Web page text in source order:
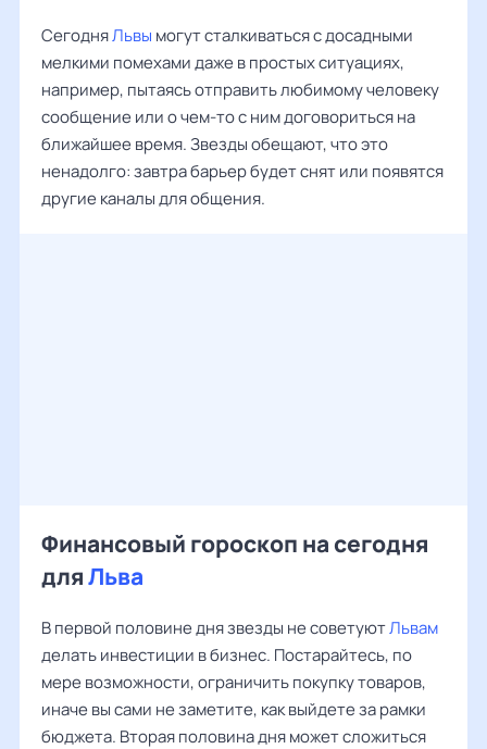
СегодняЛьвы могут сталкиваться с досадными
мелкими помехами даже в простых ситуациях,
например, пытаясь отправить любимому человеку
сообщение или о чем-то с ним договориться на
ближайшее время. Звезды обещают, что это
ненадолго: завтра барьер будет снят или появятся
другие каналы для общения.
Финансовый гороскоп на сегодня
дляЛьва
В первой половине дня звезды не советуютЛьвам
делать инвестиции в бизнес. Постарайтесь, по
мере возможности, ограничить покупку товаров,
иначе вы сами не заметите, как выйдете за рамки
бюджета. Вторая половина дня может сложиться